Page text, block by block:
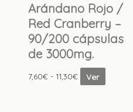
Arándano Rojo /
Red Cranberry –
90/200 cápsulas
de 3000mg.
7,60€ - 11,30€ Ver